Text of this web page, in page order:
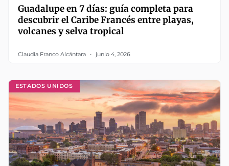
Guadalupe en 7 días: guía completa para
descubrir el Caribe Francés entre playas,
volcanes y selva tropical
Claudia Franco Alcántara junio 4, 2026
ESTADOS UNIDOS